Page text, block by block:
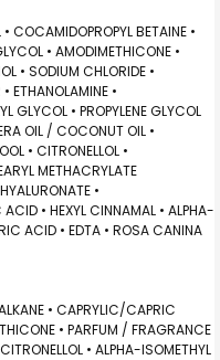
COCAMIDOPROPYL BETAINE •
• AMODIMETHICONE •
• SODIUM CHLORIDE •
ETHANOLAMINE •
GLYCOL • PROPYLENE GLYCOL
OIL / COCONUT OIL •
• CITRONELLOL •
METHACRYLATE
•
• HEXYL CINNAMAL • ALPHA-
ACID • EDTA • ROSA CANINA
• CAPRYLIC/CAPRIC
• PARFUM / FRAGRANCE
• ALPHA-ISOMETHYL